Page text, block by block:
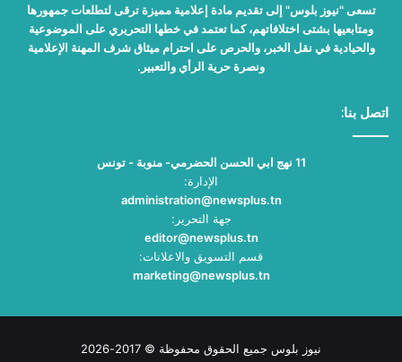
تسعى "نيوز بلوس" إلى تقديم مادة إعلامية مميزة ترقى لتطلعات جمهورها
ومتابعيها بشتى اختلافاتهم، كما تعتمد في خطها التحريري على الموضوعية
والحيادية في نقل الخبر، والحرص على احترام ميثاق شرف المهنة الإعلامية
ونصرة حرية الرأي والتعبير.
اتصل بنا:
11 نهج ابي الحسن الحضرمي- منوبة - تونس
الإدارة:
administration@newsplus.tn
جهة التحرير:
editor@newsplus.tn
قسم التسويق والاعلانات:
marketing@newsplus.tn
نيوز بلوس جميع الحقوق محفوظة © 2017-2026